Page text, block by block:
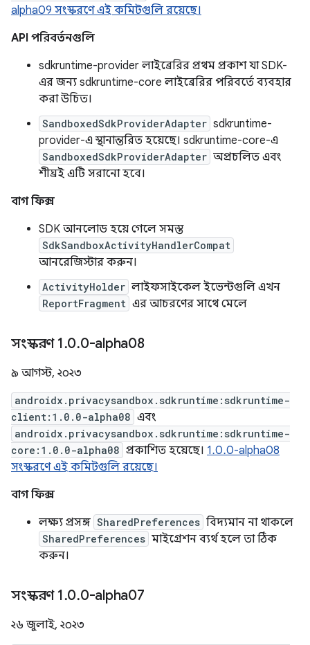
alpha09 সংস্করণে এই কমিটগুলি রয়েছে।
API পরিবর্তনগুলি
sdkruntime-provider লাইব্রেরির প্রথম প্রকাশ যা SDK-
এর জন্য sdkruntime-core লাইব্রেরির পরিবর্তে ব্যবহার
করা উচিত।
SandboxedSdkProviderAdapter sdkruntime-
provider-এ স্থানান্তরিত হয়েছে। sdkruntime-core-এ
SandboxedSdkProviderAdapter অপ্রচলিত এবং
শীঘ্রই এটি সরানো হবে।
বাগ ফিক্স
SDK আনলোড হয়ে গেলে সমস্ত
SdkSandboxActivityHandlerCompat
আনরেজিস্টার করুন।
ActivityHolder লাইফসাইকেল ইভেন্টগুলি এখন
ReportFragment এর আচরণের সাথে মেলে
সংস্করণ 1.0.0-alpha08
৯ আগস্ট, ২০২৩
androidx.privacysandbox.sdkruntime:sdkruntime-
client:1.0.0-alpha08 এবং
androidx.privacysandbox.sdkruntime:sdkruntime-
core:1.0.0-alpha08 প্রকাশিত হয়েছে। 1.0.0-alpha08
সংস্করণে এই কমিটগুলি রয়েছে।
বাগ ফিক্স
লক্ষ্য প্রসঙ্গ SharedPreferences বিদ্যমান না থাকলে
SharedPreferences মাইগ্রেশন ব্যর্থ হলে তা ঠিক
করুন।
সংস্করণ 1.0.0-alpha07
২৬ জুলাই, ২০২৩